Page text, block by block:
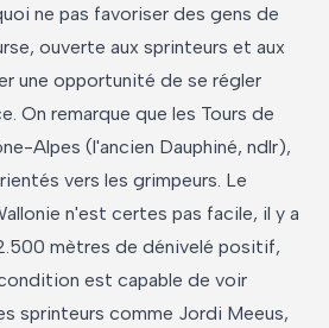
ne pas favoriser des gens de
ouverte aux sprinteurs et aux
une opportunité de se régler
On remarque que les Tours de
Alpes (l'ancien Dauphiné, ndlr),
vers les grimpeurs. Le
n'est certes pas facile, il y a
mètres de dénivelé positif,
est capable de voir
sprinteurs comme Jordi Meeus,